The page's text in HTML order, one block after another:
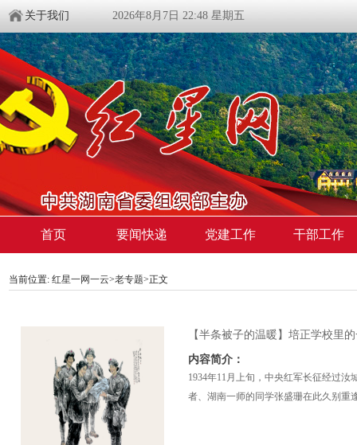
关于我们 2026年8月7日 22:48 星期五
首页 要闻快递 党建工作 干部工作
当前位置: 红星一网一云>老专题>正文
【半条被子的温暖】培正学校里
内容简介：
1934年11月上旬，中央红军长征经过
者、湖南一师的同学张盛珊在此久别重